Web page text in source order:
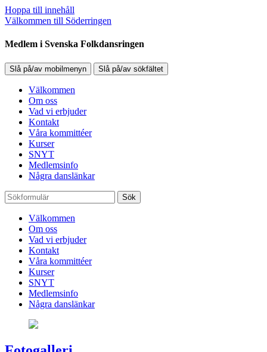
Hoppa till innehåll
Välkommen till Söderringen
Medlem i Svenska Folkdansringen
Slå på/av mobilmenyn Slå på/av sökfältet
Välkommen
Om oss
Vad vi erbjuder
Kontakt
Våra kommittéer
Kurser
SNYT
Medlemsinfo
Några danslänkar
Sök
Välkommen
Om oss
Vad vi erbjuder
Kontakt
Våra kommittéer
Kurser
SNYT
Medlemsinfo
Några danslänkar